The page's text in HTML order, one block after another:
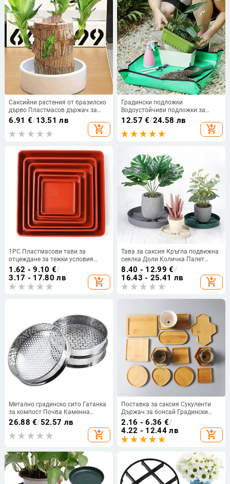
Саксийни растения от бразилско
дърво Пластмасов държач за
табла Настолен декор Специална
саксия за цветя от бразилско
дърво ABS тава Долна тава
6.91 €/13.51 лв
add_shopping_cart
Градински подложки
Водоустойчиви подложки за
операция на засаждане
Балконни зелени растения
Смяна на саксии Обръщане на
цветя
12.57 €/24.58 лв
add_shopping_cart
1PC Пластмасови тави за
отцеждане за тежки условия
Издръжлива квадратна основа
за чинийка за растения Саксия
за закрито и открито Градински
консумативи
1.62 - 9.10 €/
3.17 - 17.80 лв
add_shopping_cart
Тава за саксия Кръгла подвижна
сеялка Доли Количка Палет
Открито вътрешно дърво
Поставка за сеялка за цветя
Вътрешна външна градина
8.40 - 12.99 €/
16.43 - 25.41 лв
add_shopping_cart
Метално градинско сито Гатанка
за компост Почва Каменна
мрежа Сито за почва 6/7/12 мм
Градински инструменти
26.88 €/52.57 лв
add_shopping_cart
Поставка за саксия Сукуленти
Държач за бонсай Градински
консумативи Тава от бамбуково
дърво Кръгла квадратна основа
за саксия Шестоъгълна
правоъгълна
2.16 - 6.36 €/
4.22 - 12.44 лв
add_shopping_cart